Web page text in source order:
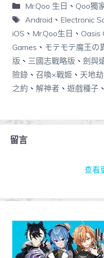
Mr.Qoo 生日 、 Qoo獨
Android 、 Electronic
iOS 、 Mr.Qoo生日 、 Oasis
Games 、 モテモテ魔王の
版 、 三國志戰略版 、 劍與
險錄 、 召喚×戰姬 、 天地劫
之約 、 解神者 、 遊戲種子 、
留言
查看